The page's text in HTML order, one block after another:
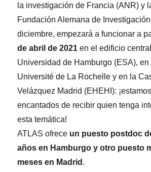
la investigación de Francia (ANR) y
Fundación Alemana de
diciembre, empezará a funcionar a
de abril de 2021 en el edificio
Universidad de Hamburgo (ESA), en
Université de La Rochelle y en la
Velázquez Madrid (EHEHI): ¡estamos
encantados de recibir quien tenga
esta temática!
ATLAS ofrece un puesto postdoc
años en Hamburgo y otro puesto
meses en Madrid .